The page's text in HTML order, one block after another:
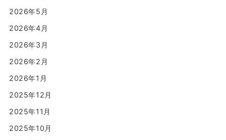
2026年5月
2026年4月
2026年3月
2026年2月
2026年1月
2025年12月
2025年11月
2025年10月